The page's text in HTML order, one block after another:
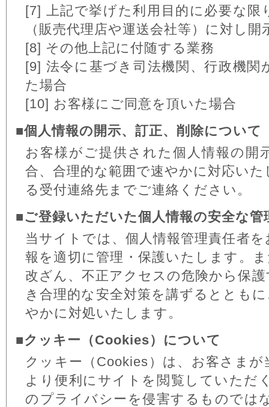
[7] 上記で挙げた利用目的に必要な
（販売代理店や運送会社等）に対し開
[8] その他上記に付随する業務
[9] 法令に基づき司法機関、行政機
た場合
[10] お客様にご同意を頂いた場合
■個人情報の開示、訂正、削除について
お客様がご提供された個人情報の開
合、合理的な範囲で速やかに対応い
る受付連絡先までご連絡ください。
■ご登録いただいた個人情報の安全な管
当サイトでは、個人情報管理責任者
報を適切に管理・保護いたします。
改ざん、不正アクセスの危険から保
き合理的な安全対策を講ずるととも
やかに対処いたします。
■クッキー（Cookies）について
クッキー（Cookies）は、お客さま
より便利にサイトを閲覧していただ
のプライバシーを侵害するものでは